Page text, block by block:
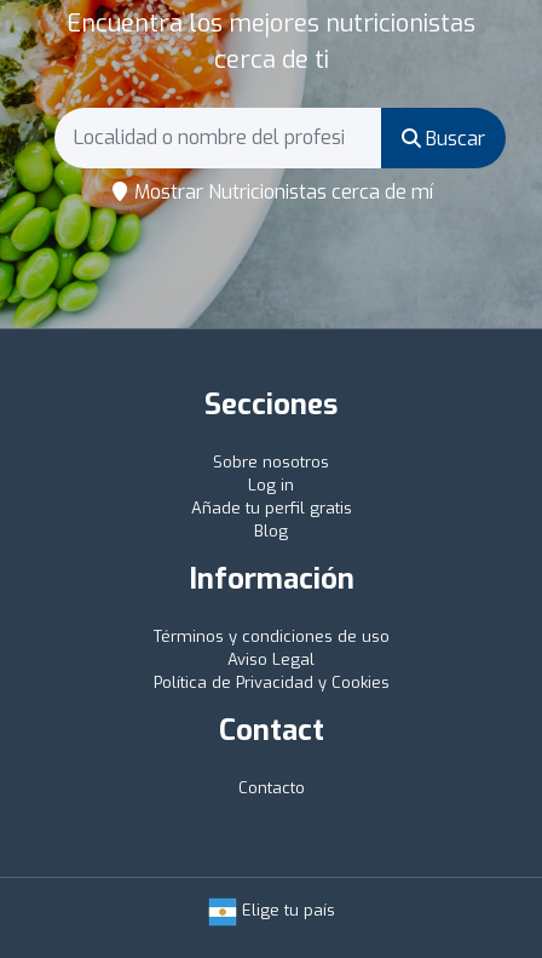
Encuentra los mejores nutricionistas
cerca de ti
Buscar
Mostrar Nutricionistas cerca de mí
Secciones
Sobre nosotros
Log in
Añade tu perfil gratis
Blog
Información
Términos y condiciones de uso
Aviso Legal
Política de Privacidad y Cookies
Contact
Contacto
Elige tu país